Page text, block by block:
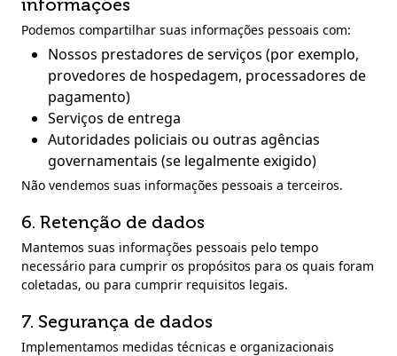
informações
Podemos compartilhar suas informações pessoais com:
Nossos prestadores de serviços (por exemplo,
provedores de hospedagem, processadores de
pagamento)
Serviços de entrega
Autoridades policiais ou outras agências
governamentais (se legalmente exigido)
Não vendemos suas informações pessoais a terceiros.
6. Retenção de dados
Mantemos suas informações pessoais pelo tempo
necessário para cumprir os propósitos para os quais foram
coletadas, ou para cumprir requisitos legais.
7. Segurança de dados
Implementamos medidas técnicas e organizacionais